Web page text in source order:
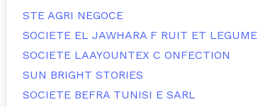
STE AGRI NEGOCE
SOCIETE EL JAWHARA F RUIT ET LEGUME
SOCIETE LAAYOUNTEX C ONFECTION
SUN BRIGHT STORIES
SOCIETE BEFRA TUNISI E SARL